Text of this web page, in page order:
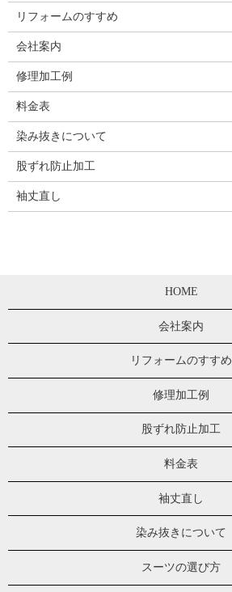
リフォームのすすめ
会社案内
修理加工例
料金表
染み抜きについて
股ずれ防止加工
袖丈直し
HOME
会社案内
リフォームのすすめ
修理加工例
股ずれ防止加工
料金表
袖丈直し
染み抜きについて
スーツの選び方